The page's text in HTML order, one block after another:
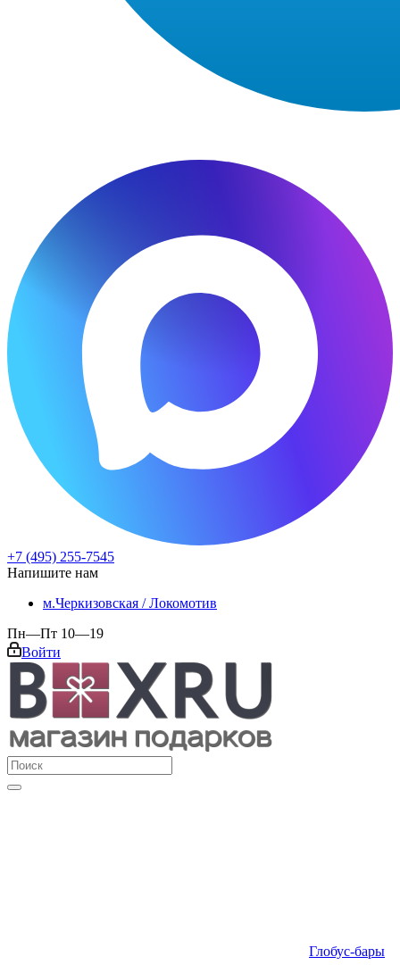
+7 (495) 255-7545
Напишите нам
м.Черкизовская / Локомотив
Пн—Пт 10—19
Войти
Глобус-бары